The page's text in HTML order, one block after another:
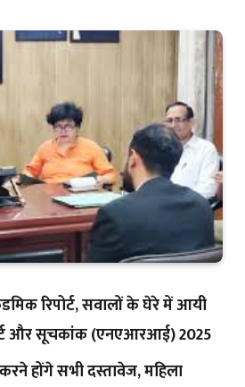
रिपोर्ट, सवालों के घेरे में आयी
और सूचकांक (एनएआरआई) 2025
होंगे सभी दस्तावेज, महिला